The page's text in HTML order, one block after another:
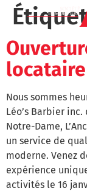
locataire
Nous sommes
Léo’s Barbier
Notre-Dame,
un service de
moderne. Venez
expérience
activités le 16